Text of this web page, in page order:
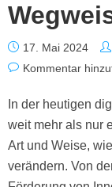
17. Mai 2024
Kommentar
In der heutigen
weit mehr als nur
Art und Weise,
verändern. Von